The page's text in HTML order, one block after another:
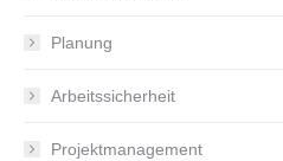
Planung
Arbeitssicherheit
Projektmanagement